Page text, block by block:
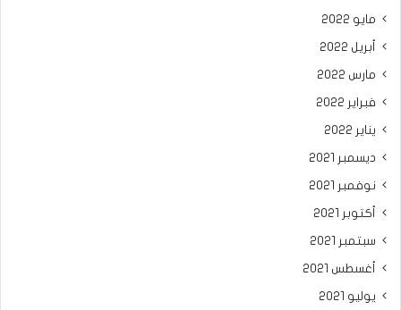
مايو 2022
أبريل 2022
مارس 2022
فبراير 2022
يناير 2022
ديسمبر 2021
نوفمبر 2021
أكتوبر 2021
سبتمبر 2021
أغسطس 2021
يوليو 2021